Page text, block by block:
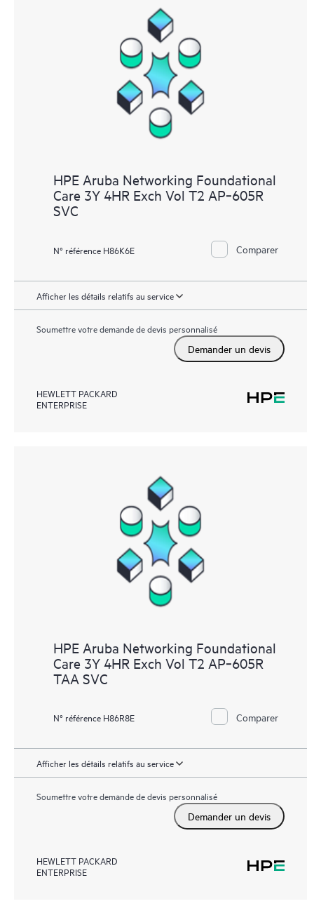
HPE Aruba Networking Foundational
Care 3Y 4HR Exch Vol T2 AP‑605R
SVC
N° référence H86K6E Comparer
Afficher les détails relatifs au service
Soumettre votre demande de devis personnalisé
Demander un devis
HEWLETT PACKARD
ENTERPRISE
HPE Aruba Networking Foundational
Care 3Y 4HR Exch Vol T2 AP‑605R
TAA SVC
N° référence H86R8E Comparer
Afficher les détails relatifs au service
Soumettre votre demande de devis personnalisé
Demander un devis
HEWLETT PACKARD
ENTERPRISE